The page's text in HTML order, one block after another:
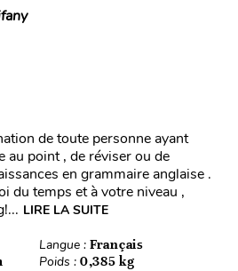
de toute personne ayant
au point , de réviser ou de
en grammaire anglaise .
du temps et à votre niveau ,
LIRE LA SUITE
Langue : Français
Poids : 0,385 kg